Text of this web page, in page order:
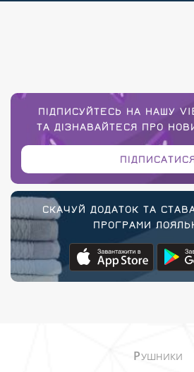
ПІДПИСУЙТЕСЬ НА НАШУ
ТА ДІЗНАВАЙТЕСЯ ПРО
СКАЧУЙ ДОДАТОК ТА
ПРОГРАМИ
РУШНИКИ